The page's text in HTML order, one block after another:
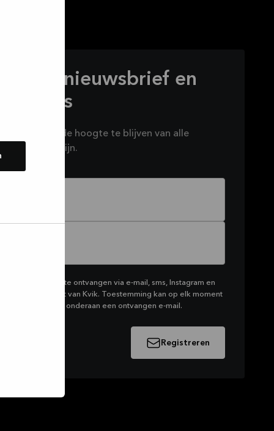
onze nieuwsbrief en
deals
om op de hoogte te blijven van alle
brouwen zijn.
van Kvik te ontvangen via e-mail, sms, Instagram en
van Kvik. Toestemming kan op elk moment
op de link onderaan een ontvangen e-mail.
Registreren